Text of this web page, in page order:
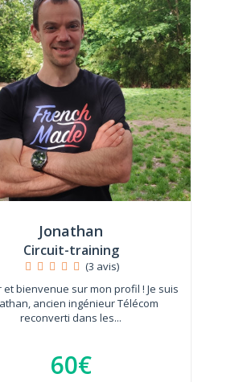
Jonathan
Circuit-training
(3 avis)
et bienvenue sur mon profil ! Je suis
ancien ingénieur Télécom
reconverti dans les...
60€